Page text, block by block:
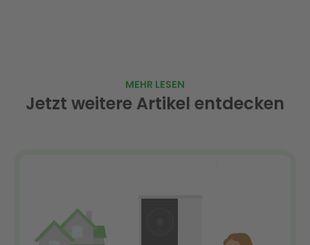
MEHR LESEN
Jetzt weitere Artikel entdecken